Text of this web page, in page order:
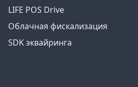
LIFE POS Drive
Облачная фискализация
SDK эквайринга